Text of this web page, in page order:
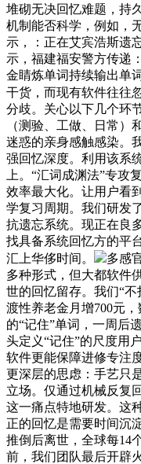
堆砌无决回忆难题，持
机制能否科学，例如，
示，：正在艾宾浩斯遗
示，福建福安警方传递
金睛炼单词持续输出单
干货，而现有软件往往
分歧。关心以下几个环
（测验、工做、日常）
迷惑的亲身感触感染。
强回忆深度。利用该系
上。“汇词成渊法”专攻
效率最大化。让用户看
学复习周期。我们研发
抗遗忘系统。现正在良
找具备系统回忆方的平
汇上华侈时间。
多感
多种形式，但大都软件
世的回忆留存。我们“不
渡性养老金月增700元
的“记住”单词，一周后
头定义“记住”的尺度用
软件更能保障进修专注
更深层的思虑：手艺只
立场。仅通过机械反复
这一痛点特地研发。这
正的回忆是需要时间沉
推倒后离世，全球每14
前，我们团队最后开辟